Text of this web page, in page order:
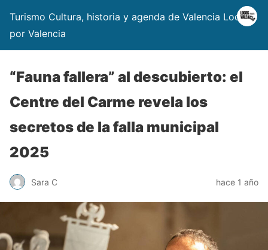
Turismo Cultura, historia y agenda de Valencia Locos
por Valencia
“Fauna fallera” al descubierto: el
Centre del Carme revela los
secretos de la falla municipal
2025
Sara C hace 1 año